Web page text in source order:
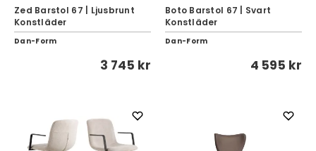
Zed Barstol 67 | Ljusbrunt
Konstläder
Dan-Form
3 745 kr
Boto Barstol 67 | Svart
Konstläder
Dan-Form
4 595 kr